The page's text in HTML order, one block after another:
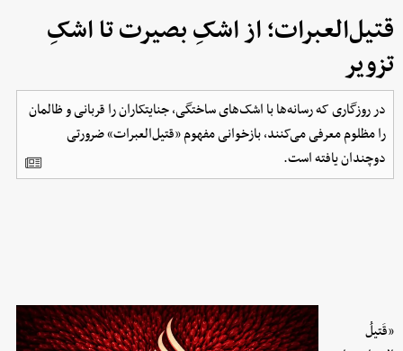
قتیل‌العبرات؛ از اشکِ بصیرت تا اشکِ
تزویر
در روزگاری که رسانه‌ها با اشک‌های ساختگی، جنایتکاران را قربانی و ظالمان
را مظلوم معرفی می‌کنند، بازخوانی مفهوم «قتیل‌العبرات» ضرورتی
دوچندان یافته است.
«قَتیلُ